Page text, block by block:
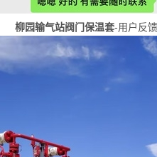
柳园输气站阀门保温套-用户反馈